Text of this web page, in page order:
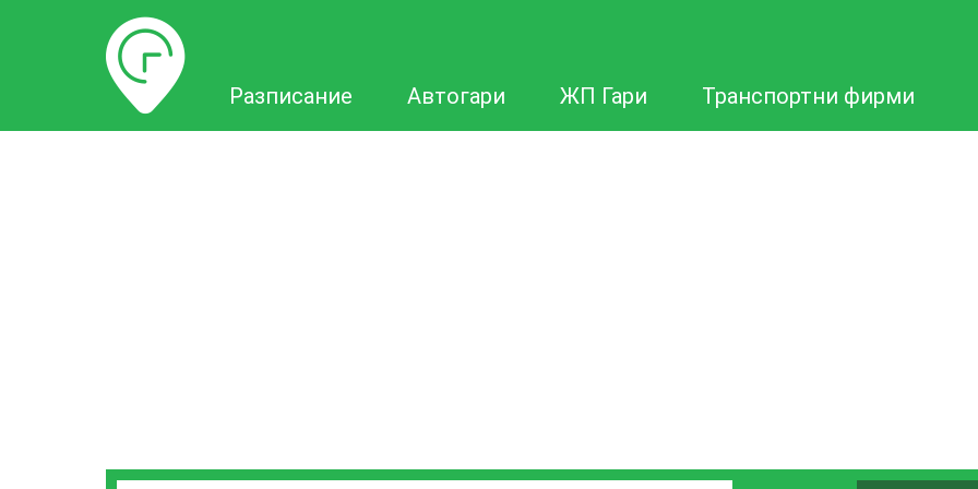
Разписание
Разписание Автогари ЖП Гари Транспортни фирми